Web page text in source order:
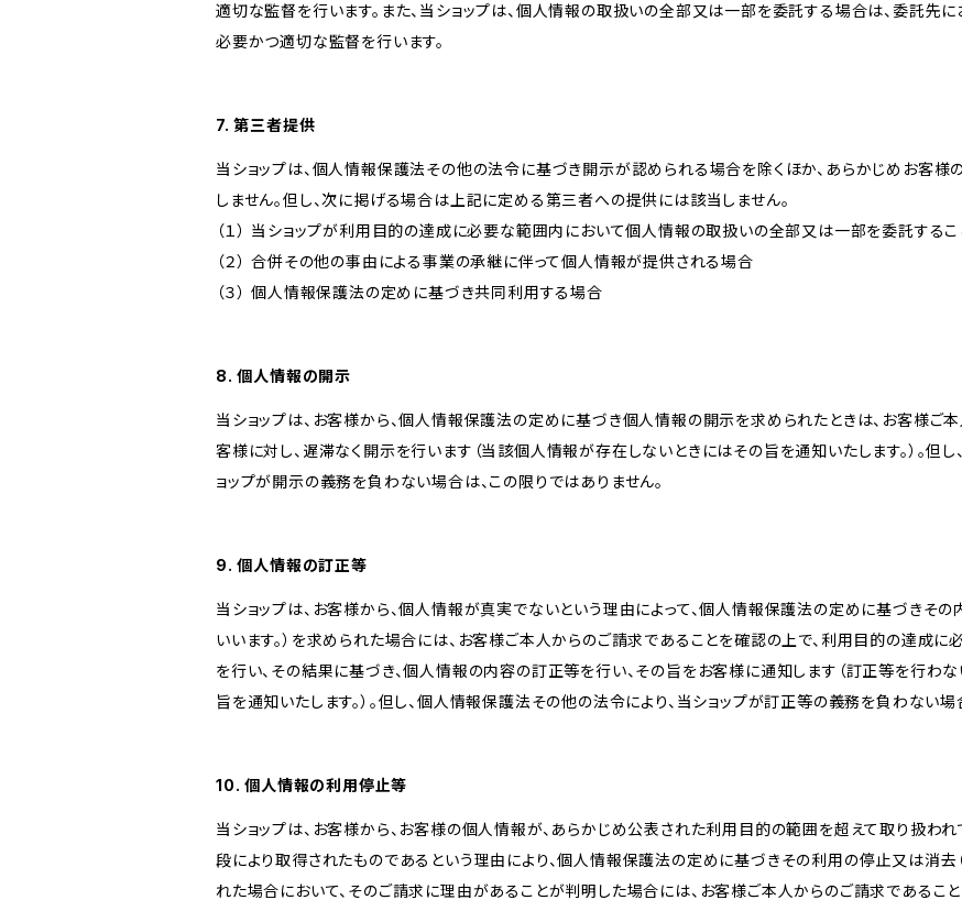
適切な監督を行います。また、当ショップは、個人情報の取扱いの全部又は一部を委託する場合は、委託先
必要かつ適切な監督を行います。
7. 第三者提供
当ショップは、個人情報保護法その他の法令に基づき開示が認められる場合を除くほか、あらかじめお客
しません。但し、次に掲げる場合は上記に定める第三者への提供には該当しません。
（１） 当ショップが利用目的の達成に必要な範囲内において個人情報の取扱いの全部又は一部を委託する
（２） 合併その他の事由による事業の承継に伴って個人情報が提供される場合
（３） 個人情報保護法の定めに基づき共同利用する場合
8. 個人情報の開示
当ショップは、お客様から、個人情報保護法の定めに基づき個人情報の開示を求められたときは、お客様ご
客様に対し、遅滞なく開示を行います（当該個人情報が存在しないときにはその旨を通知いたします。）。但
ョップが開示の義務を負わない場合は、この限りではありません。
9. 個人情報の訂正等
当ショップは、お客様から、個人情報が真実でないという理由によって、個人情報保護法の定めに基づきその
いいます。）を求められた場合には、お客様ご本人からのご請求であることを確認の上で、利用目的の達成
を行い、その結果に基づき、個人情報の内容の訂正等を行い、その旨をお客様に通知します（訂正等を行わ
旨を通知いたします。）。但し、個人情報保護法その他の法令により、当ショップが訂正等の義務を負わない場
10. 個人情報の利用停止等
当ショップは、お客様から、お客様の個人情報が、あらかじめ公表された利用目的の範囲を超えて取り扱わ
段により取得されたものであるという理由により、個人情報保護法の定めに基づきその利用の停止又は消去（
れた場合において、そのご請求に理由があることが判明した場合には、お客様ご本人からのご請求であるこ